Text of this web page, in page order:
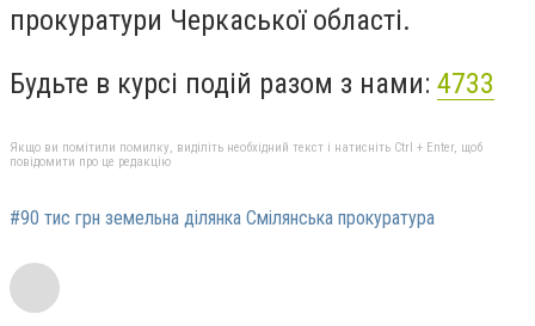
прокуратури Черкаської області.
Будьте в курсі подій разом з нами: 4733
Якщо ви помітили помилку, виділіть необхідний текст і натисніть Ctrl + Enter, щоб
повідомити про це редакцію
#90 тис грн земельна ділянка Смілянська прокуратура